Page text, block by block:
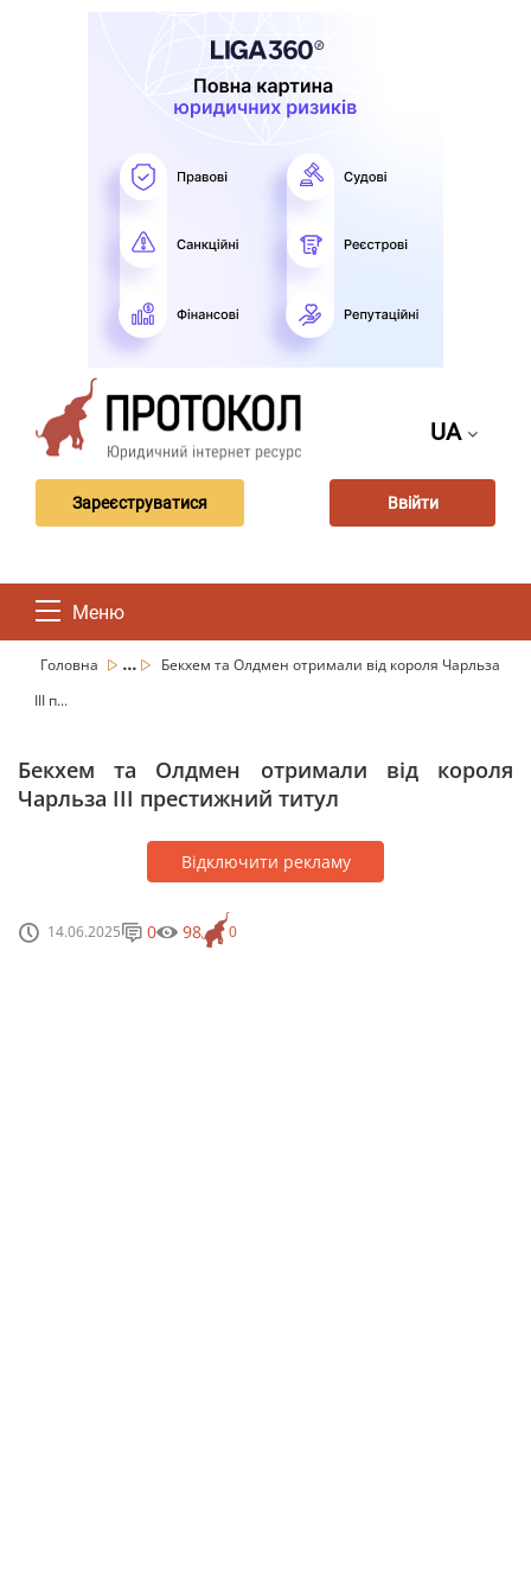
UA
Зареєструватися Ввійти
Меню
Головна ...
Бекхем та Олдмен отримали від короля Чарльза
III п...
Бекхем та Олдмен отримали від короля
Чарльза III престижний титул
Відключити рекламу
14.06.2025 0
0 98